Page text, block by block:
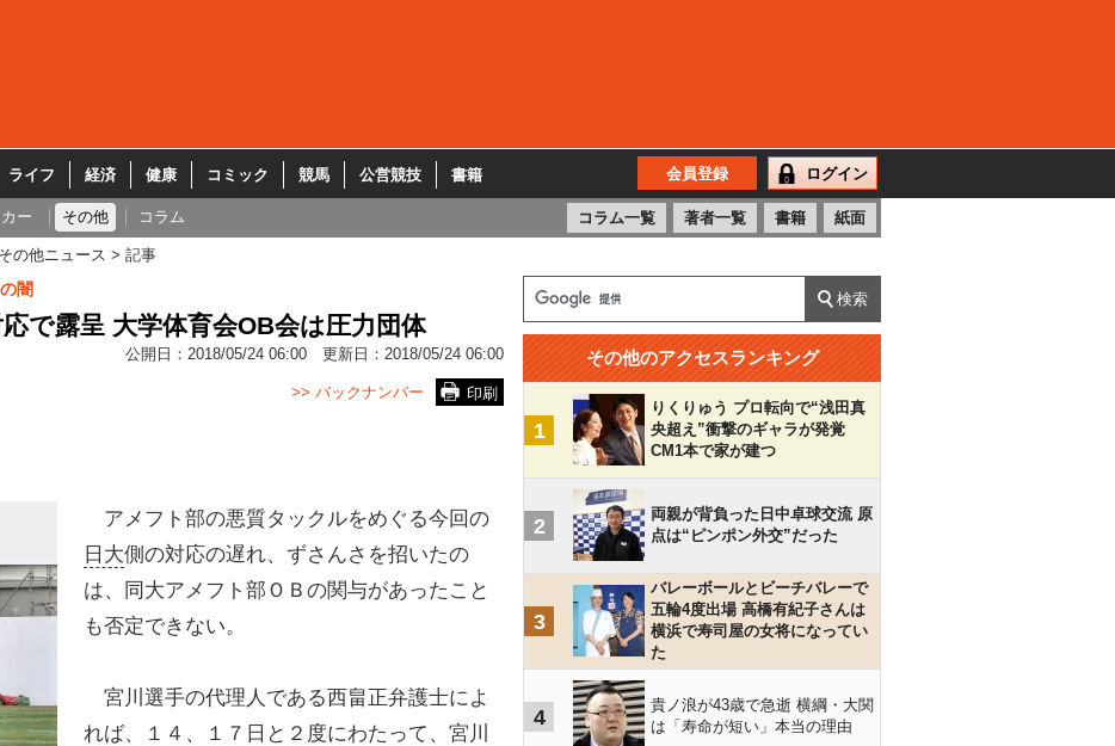
ライフ 経済 健康 コミック 競馬 公営競技 書籍 会員登録 ログイン
ー その他 コラム コラム一覧 著者一覧 書籍 紙面
その他ニュース 記事
闇
で露呈 大学体育会OB会は圧力団体
公開日： 2018/05/24 06:00 更新日： 2018/05/24 06:00
印刷
>> バックナンバー
アメフト部の悪質タックルをめぐる今回の
日大側の対応の遅れ、ずさんさを招いたの
は、同大アメフト部ＯＢの関与があったこと
も否定できない。
宮川選手の代理人である西畠正弁護士によ
れば、１４、１７日と２度にわたって、宮川
その他のアクセスランキング
1
りくりゅう プロ転向で“浅田真
央超え”衝撃のギャラが発覚
CM1本で家が建つ
2
両親が背負った日中卓球交流 原
点は“ピンポン外交”だった
3
バレーボールとビーチバレーで
五輪4度出場 高橋有紀子さんは
横浜で寿司屋の女将になってい
た
4
貴ノ浪が43歳で急逝 横綱・大関
は「寿命が短い」本当の理由